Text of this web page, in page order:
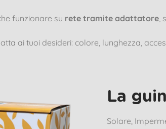
funzionare su rete tramite adattatore,
ai tuoi desideri: colore, lunghezza,
La
Solare,